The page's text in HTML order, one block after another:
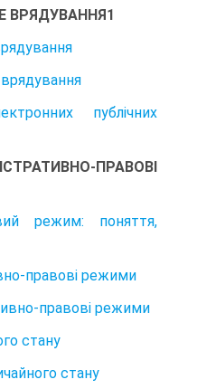
ВРЯДУВАННЯ1
публічних
ПРАВОВІ
режим: поняття,
правові режими
правові режими
стану
стану